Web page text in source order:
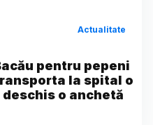
Actualitate
pentru pepeni
la spital o
deschis o anchetă